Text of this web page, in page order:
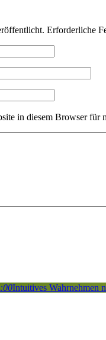
Erforderliche
in diesem Browser für
Intuitives Wahrnehmen